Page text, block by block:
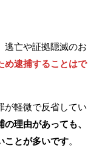
逃亡や証拠隠滅のお
め逮捕することはで
が軽微で反省してい
の理由があっても、
ことが多いです。